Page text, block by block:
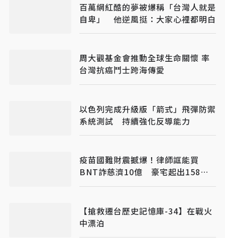
百萬網紅酷的夢被爆稱「台灣人就是
自卑」 他逆風挺：大家心裡都明白
周大觀基金會推動全球生命關懷 率
台灣抗癌鬥士跨海傳愛
以色列完成升級版「箭式」飛彈防禦
系統測試 持續強化反導能力
疫苗國難財震撼爆！律師誆能買
BNT詐慈濟10億 豪宅起出158公
斤黃金
【搶救遷台歷史記憶庫-34】在戰火
中漂泊